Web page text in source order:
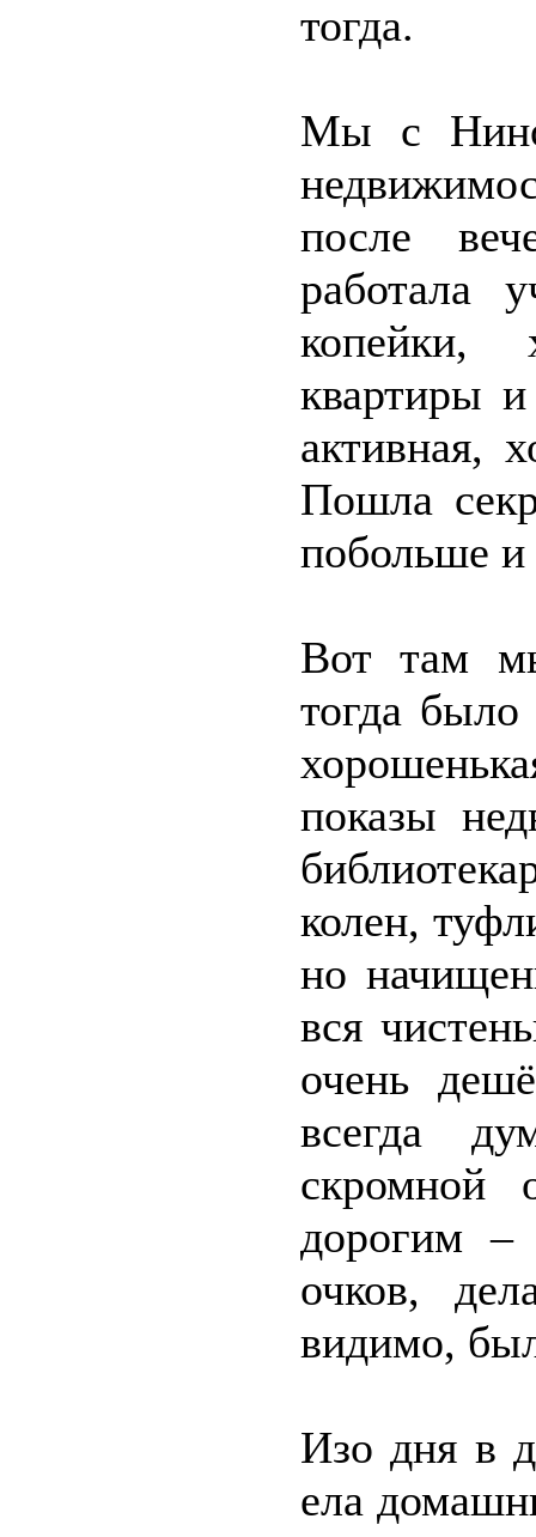
тогда.
Мы с
после
работала
копейки,
квартиры
активная,
Пошла
побольше и
Вот там
тогда было
показы
колен,
но
вся
очень
всегда
скромной
дорогим –
очков,
видимо,
Изо дня в
ела